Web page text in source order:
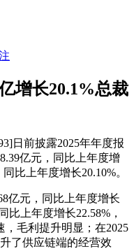
增长20.1%总裁
日前披露2025年年度报
亿元，同比上年度增
比上年度增长20.10%。
亿元，同比上年度增长
比上年度增长22.58%，
毛利提升明显；在2025
了供应链端的经营效